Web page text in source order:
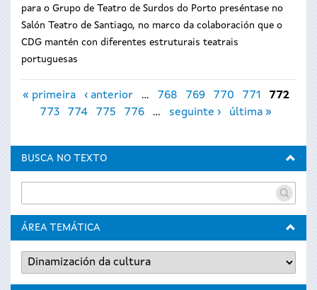
para o Grupo de Teatro de Surdos do Porto preséntase no
Salón Teatro de Santiago, no marco da colaboración que o
CDG mantén con diferentes estruturais teatrais
portuguesas
Páxinas
« primeira ‹ anterior … 768 769 770 771
772
773
774 775 776 … seguinte › última »
BUSCA NO TEXTO
ÁREA TEMÁTICA